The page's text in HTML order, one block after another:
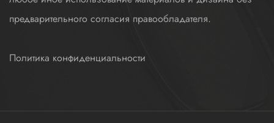
предварительного согласия правообладателя.
Политика конфиденциальности